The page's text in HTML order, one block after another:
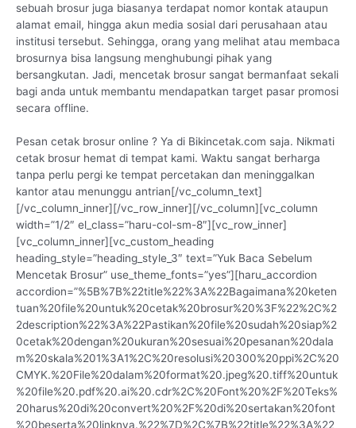
sebuah brosur juga biasanya terdapat nomor kontak ataupun
alamat email, hingga akun media sosial dari perusahaan atau
institusi tersebut. Sehingga, orang yang melihat atau membaca
brosurnya bisa langsung menghubungi pihak yang
bersangkutan. Jadi, mencetak brosur sangat bermanfaat sekali
bagi anda untuk membantu mendapatkan target pasar promosi
secara offline.
Pesan cetak brosur online ? Ya di Bikincetak.com saja. Nikmati
cetak brosur hemat di tempat kami. Waktu sangat berharga
tanpa perlu pergi ke tempat percetakan dan meninggalkan
kantor atau menunggu antrian[/vc_column_text]
[/vc_column_inner][/vc_row_inner][/vc_column][vc_column
width=”1/2″ el_class=”haru-col-sm-8″][vc_row_inner]
[vc_column_inner][vc_custom_heading
heading_style=”heading_style_3″ text=”Yuk Baca Sebelum
Mencetak Brosur” use_theme_fonts=”yes”][haru_accordion
accordion=”%5B%7B%22title%22%3A%22Bagaimana%20keten
tuan%20file%20untuk%20cetak%20brosur%20%3F%22%2C%2
2description%22%3A%22Pastikan%20file%20sudah%20siap%2
0cetak%20dengan%20ukuran%20sesuai%20pesanan%20dala
m%20skala%201%3A1%2C%20resolusi%20300%20ppi%2C%20
CMYK.%20File%20dalam%20format%20.jpeg%20.tiff%20untuk
%20file%20.pdf%20.ai%20.cdr%2C%20Font%20%2F%20Teks%
20harus%20di%20convert%20%2F%20di%20sertakan%20font
%20beserta%20linknya.%22%7D%2C%7B%22title%22%3A%22